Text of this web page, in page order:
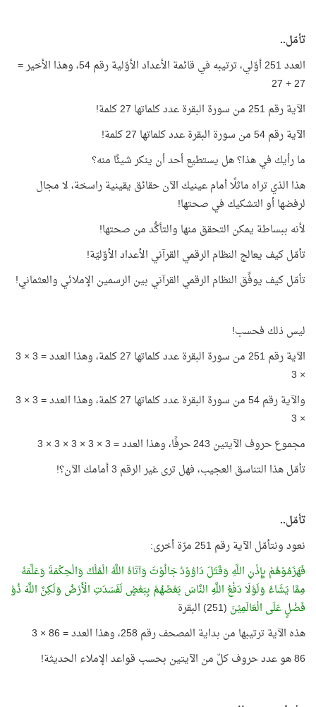
تأمّل..
العدد 251 أوّلي، ترتيبه في قائمة الأعداد الأوّلية رقم 54، وهذا الأخير =
27 + 27
الآية رقم 251 من سورة البقرة عدد كلماتها 27 كلمة!
الآية رقم 54 من سورة البقرة عدد كلماتها 27 كلمة!
ما رأيك في هذا؟ هل يستطيع أحد أن ينكر شيئًا منه؟
هذا الذي تراه ماثلًا أمام عينيك الآن حقائق يقينية راسخة، لا مجال
لرفضها أو التشكيك في صحتها!
لأنه ببساطة يمكن التحقق منها والتأكُّد من صحتها!
تأمّل كيف يعالج النظام الرقمي القرآني الأعداد الأوّليّة!
تأمّل كيف يوفِّق النظام الرقمي القرآني بين الرسمين الإملائي والعثماني!
ليس ذلك فحسب!
الآية رقم 251 من سورة البقرة عدد كلماتها 27 كلمة، وهذا العدد = 3 × 3
× 3
والآية رقم 54 من سورة البقرة عدد كلماتها 27 كلمة، وهذا العدد = 3 × 3
× 3
مجموع حروف الآيتين 243 حرفًا، وهذا العدد = 3 × 3 × 3 × 3 × 3
تأمّل هذا التناسق العجيب، فهل ترى غير الرقم 3 أمامك الآن؟!
تأمّل..
نعود ونتأمّل الآية رقم 251 مرّة أخرى:
فَهَزَمُوْهُمْ بِإِذْنِ اللَّهِ وَقَتَلَ دَاوُوْدُ جَالُوْتَ وَآتَاهُ اللَّهُ الْمُلْكَ وَالْحِكْمَةَ وَعَلَّمَهُ
مِمَّا يَشَاءُ وَلَوْلَا دَفْعُ اللَّهِ النَّاسَ بَعْضَهُمْ بِبَعْضٍ لَفَسَدَتِ الْأَرْضُ وَلَكِنَّ اللَّهَ ذُوْ
فَضْلٍ عَلَى الْعَالَمِيْنَ (251) البقرة
هذه الآية ترتيبها من بداية المصحف رقم 258، وهذا العدد = 86 × 3
86 هو عدد حروف كلّ من الآيتين بحسب قواعد الإملاء الحديثة!